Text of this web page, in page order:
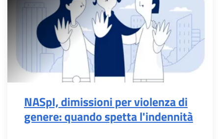
NASpI, dimissioni per violenza di
genere: quando spetta l'indennità